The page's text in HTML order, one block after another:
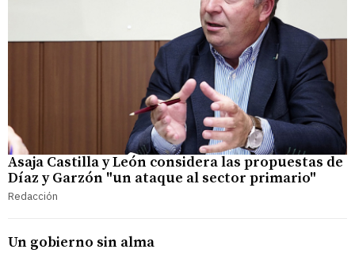
Asaja Castilla y León considera las propuestas de
Díaz y Garzón "un ataque al sector primario"
Redacción
Un gobierno sin alma